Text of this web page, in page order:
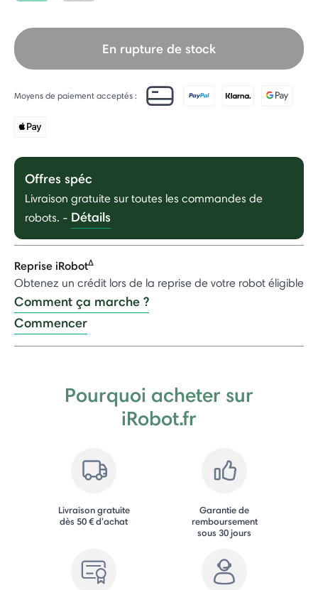
En rupture de stock
Moyens de paiement acceptés :
Offres spéc
Livraison gratuite sur toutes les commandes de
robots. - Détails
Reprise iRobotΔ
Obtenez un crédit lors de la reprise de votre robot éligible
Comment ça marche ?
Commencer
Pourquoi acheter sur
iRobot.fr
Livraison gratuite
dès 50 € d'achat
Garantie de
remboursement
sous 30 jours